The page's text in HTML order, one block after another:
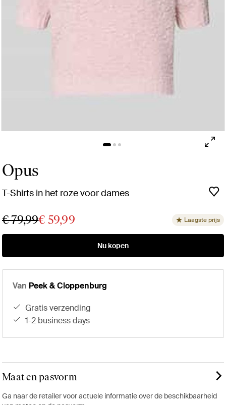
Opus
T-Shirts in het roze voor dames
€ 79,99€ 59,99 Laagste prijs
Nu kopen
Van Peek & Cloppenburg
gratis verzending
1-2 business days
Maat en pasvorm
Ga naar de retailer voor actuele informatie over de beschikbaarheid